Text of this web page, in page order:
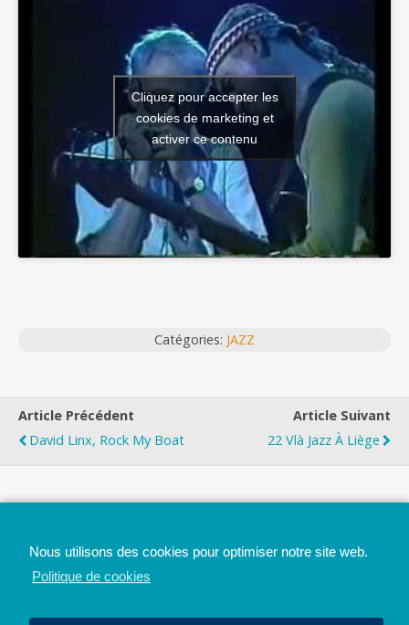
Cliquez pour accepter les
cookies de marketing et
activer ce contenu
Catégories: JAZZ
Article Précédent
David Linx, Rock My Boat
Article Suivant
22 Vlà Jazz À Liège
Nous utilisons des cookies pour optimiser notre site web.
Politique de cookies